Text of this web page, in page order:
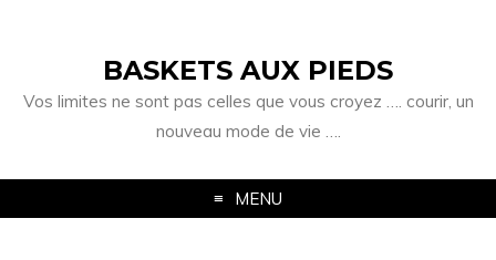
BASKETS AUX PIEDS
Vos limites ne sont pas celles que vous croyez …. courir, un
nouveau mode de vie ….
MENU